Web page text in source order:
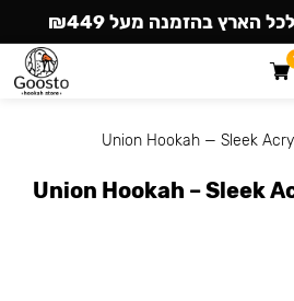
Union Hookah — Sleek
Union Hookah – Sleek
לכל הארץ בהזמנה מעל ₪449